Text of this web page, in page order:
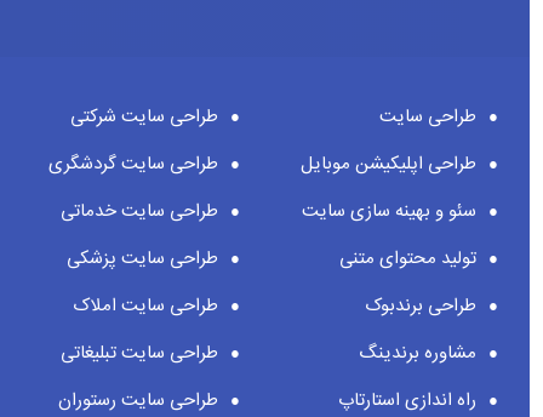
طراحی سایت شرکتی
طراحی سایت گردشگری
طراحی سایت خدماتی
طراحی سایت پزشکی
طراحی سایت املاک
طراحی سایت تبلیغاتی
طراحی سایت رستوران
طراحی سایت
طراحی اپلیکیشن موبایل
سئو و بهینه سازی سایت
تولید محتوای متنی
طراحی برندبوک
مشاوره برندینگ
راه اندازی استارتاپ